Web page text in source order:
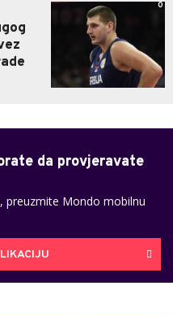
0
da provjeravate
preuzmite Mondo mobilnu